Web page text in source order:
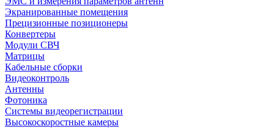
Экранированные помещения
Прецизионные позиционеры
Конвертеры
Модули СВЧ
Матрицы
Кабельные сборки
Видеоконтроль
Антенны
Фотоника
Cистемы видеорегистрации
Высокоскоростные камеры